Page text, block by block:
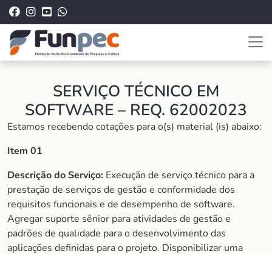
SERVIÇO TÉCNICO EM
SOFTWARE – REQ. 62002023
Estamos recebendo cotações para o(s) material (is) abaixo:
Item 01
Descrição do Serviço: Execução de serviço técnico para a
prestação de serviços de gestão e conformidade dos
requisitos funcionais e de desempenho de software.
Agregar suporte sênior para atividades de gestão e
padrões de qualidade para o desenvolvimento das
aplicações definidas para o projeto. Disponibilizar uma